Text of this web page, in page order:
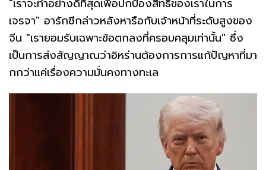
"เราจะทำอย่างดีที่สุดเพื่อปกป้องสิทธิของเราในการ
เจรจา" อารักชีกล่าวหลังหารือกับเจ้าหน้าที่ระดับสูงของ
จีน "เรายอมรับเฉพาะข้อตกลงที่ครอบคลุมเท่านั้น" ซึ่ง
เป็นการส่งสัญญาณว่าอิหร่านต้องการการแก้ปัญหาที่มา
กกว่าแค่เรื่องความมั่นคงทางทะเล